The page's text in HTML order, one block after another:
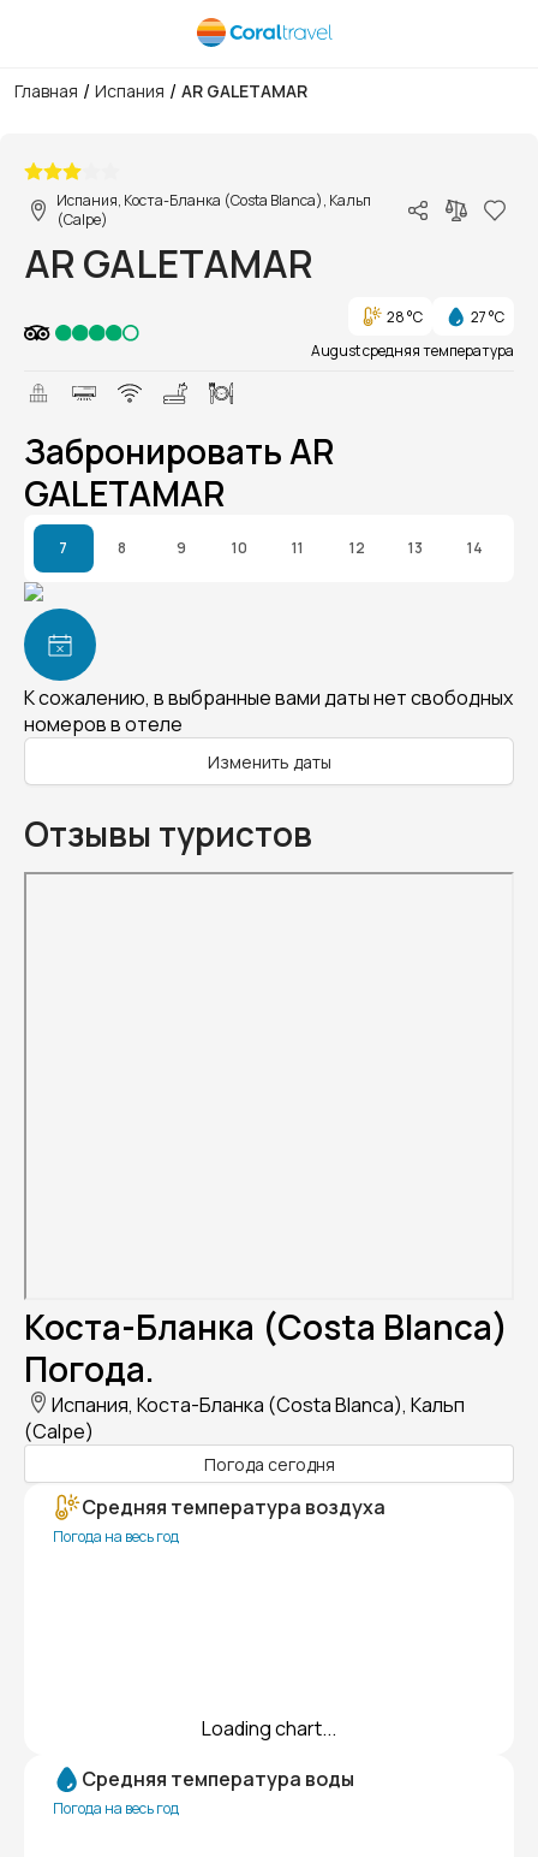
Главная / Испания / AR GALETAMAR
Испания, Коста-Бланка (Costa Blanca), Кальп
(Calpe)
AR GALETAMAR
28 °C
27 °C
August средняя температура
Забронировать AR
GALETAMAR
7 8 9 10 11 12 13 14
К сожалению, в выбранные вами даты нет свободных
номеров в отеле
Изменить даты
Отзывы туристов
Коста-Бланка (Costa Blanca)
Погода.
Испания, Коста-Бланка (Costa Blanca), Кальп
(Calpe)
Погода сегодня
Средняя температура воздуха
Погода на весь год
Loading chart...
Средняя температура воды
Погода на весь год